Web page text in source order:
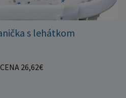
s lehátkom
26,62€